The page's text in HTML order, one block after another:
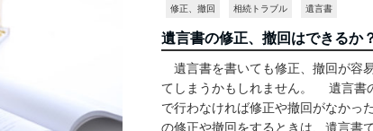
修正、撤回 相続トラブル 遺言書
遺言書の修正、撤回はできるか
遺言書を書いても修正、撤回が容
てしまうかもしれません。 遺言書
で行わなければ修正や撤回がなか
の修正や撤回をするときは、遺言